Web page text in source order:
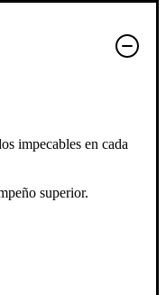
impecables en cada
superior.